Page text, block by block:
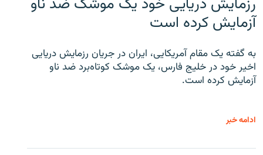
آزمایش کرده است
به گفته یک مقام آمریکایی، ایران در جریان رزمایش دریایی
اخیر خود در خلیج فارس، یک موشک کوتاه‌برد ضد ناو
آزمایش کرده است.
ادامه خبر